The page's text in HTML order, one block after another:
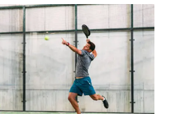
il
obtenir
une
autorisation
administrative
avant
projet
d’aménagement
terrain